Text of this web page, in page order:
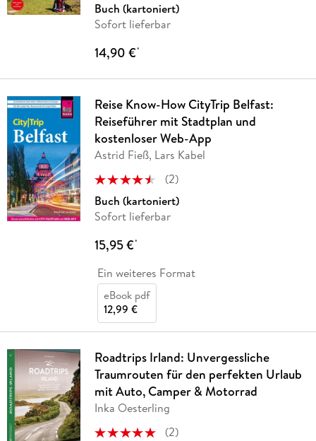
Buch (kartoniert)
Sofort lieferbar
14,90 €*
Reise Know-How CityTrip Belfast:
Reiseführer mit Stadtplan und
kostenloser Web-App
Astrid Fieß, Lars Kabel
(2)
Buch (kartoniert)
Sofort lieferbar
15,95 €*
Ein weiteres Format
eBook pdf
12,99 €
Roadtrips Irland: Unvergessliche
Traumrouten für den perfekten Urlaub
mit Auto, Camper & Motorrad
Inka Oesterling
(2)